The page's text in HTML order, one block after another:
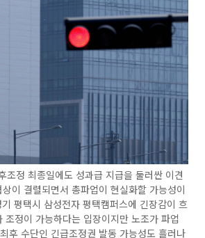
정 최종일에도 성과급 지급을 둘러싼 이견
이 결렬되면서 총파업이 현실화할 가능성이
평택시 삼성전자 평택캠퍼스에 긴장감이 흐
조정이 가능하다는 입장이지만 노조가 파업
후 수단인 긴급조정권 발동 가능성도 흘러나